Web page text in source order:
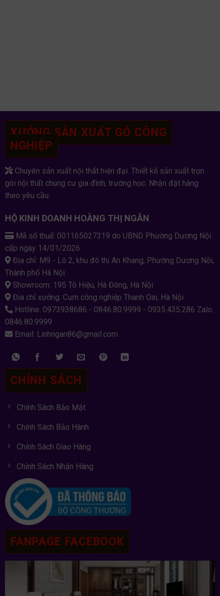
XƯỞNG SẢN XUẤT GỖ CÔNG
NGHIỆP
Chuyên sản xuất nội thất hiện đại. Thiết kế sản xuất trọn
gói nội thất chung cư gia đình, trường học. Nhận đặt hàng
theo yêu cầu.
HỘ KINH DOANH HOÀNG THỊ NGÂN
Mã số thuế: 001165027319 do UBND Phường Dương Nội
cấp ngày 14/01/2026
Địa chỉ: M9 - Lô 2, khu đô thị An Khang, Phường Dương Nội,
Thành phố Hà Nội
Showroom: 195 Tô Hiệu, Hà Đông, Hà Nội
Địa chỉ xưởng: Cụm công nghiệp Thanh Oai, Hà Nội
Hotline: 0973938686 - 0846.80.9999 - 0935.435.286 Zalo:
0846.80.9999
Email: Linhngan86@gmail.com
CHÍNH SÁCH
Chính Sách Bảo Mật
Chính Sách Bảo Hành
Chính Sách Giao Hàng
Chính Sách Nhận Hàng
FANPAGE FACEBOOK